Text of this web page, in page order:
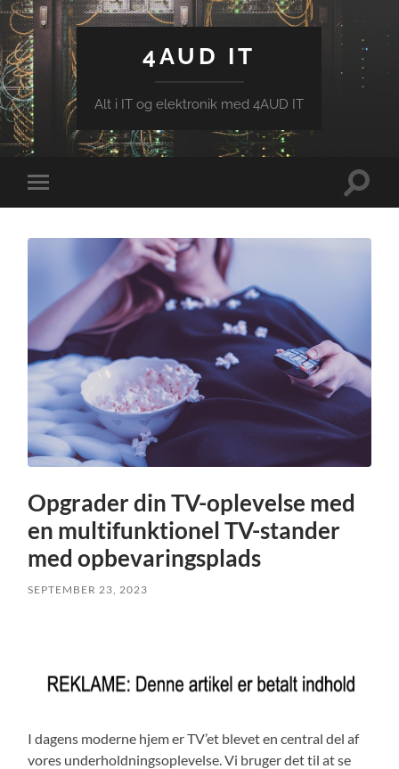
4AUD IT
Alt i IT og elektronik med 4AUD IT
Toggle
mobile
Toggle
Opgrader din TV-oplevelse med
en multifunktionel TV-stander
med opbevaringsplads
SEPTEMBER 23, 2023
I dagens moderne hjem er TV’et blevet en central del af
vores underholdningsoplevelse. Vi bruger det til at se